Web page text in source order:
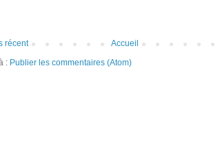
récent
Accueil
: Publier les commentaires (Atom)